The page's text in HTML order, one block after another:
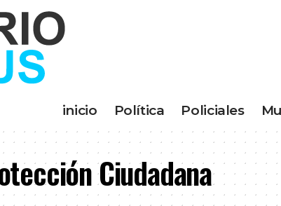
inicio Política Policiales
Ciudadana